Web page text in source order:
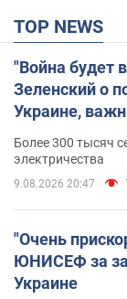
TOP NEWS
"Война будет
Зеленский о
Украине,
противника.
Более 300 тысяч
электричества
9.08.2026 20:47
"Очень
ЮНИСЕФ за
Украине